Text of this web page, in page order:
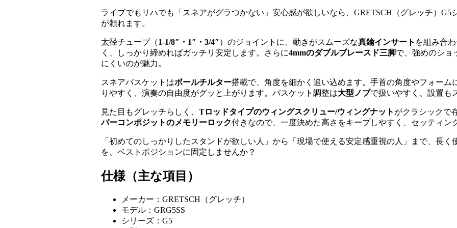
ライブでもリハでも「スネアがグラつかない」安心感が欲しいなら、GRETSCH（グレッチ）
が頼れます。
太径チューブ（1-1/8″・1″・3/4″ ）のジョイントに、動きがスムーズな真鍮インサート を組み合
く、しっかり締めればガッチリ安定します。さらに4mmのダブルブレースド三脚で、強めのショ
にくいのが魅力。
スネアバスケットはボールチルター搭載で、角度を細かく追い込めます。手首の角度やフォーム
りやすく、演奏の自由度がグッと上がります。バスケット調整は大型ノブで扱いやすく、設置も
見た目もグレッチらしく、 Tロッドタイプのウィングスクリュー/ウィングナット がクラシックで
バーコンポジットのメモリーロック付きなので、一度決めた高さをキープしやすく、セッティン
「初めてのしっかりしたスタンドが欲しい人」から「現場で使える安定感重視の人」まで、長く
を、ベストポジションに固定しませんか？
仕様（主な項目）
メーカー：GRETSCH（グレッチ）
モデル：GRG5SS
シリーズ：G5